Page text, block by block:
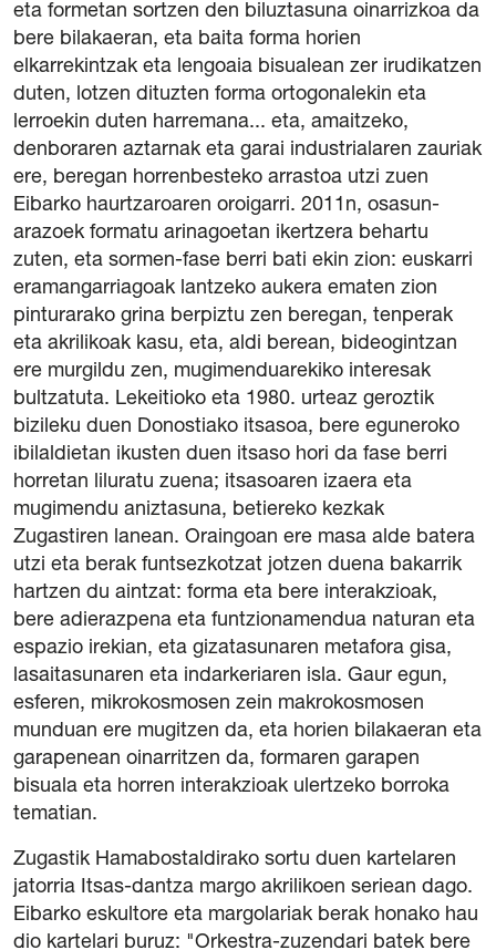
eta formetan sortzen den biluztasuna oinarrizkoa da
bere bilakaeran, eta baita forma horien
elkarrekintzak eta lengoaia bisualean zer irudikatzen
duten, lotzen dituzten forma ortogonalekin eta
lerroekin duten harremana... eta, amaitzeko,
denboraren aztarnak eta garai industrialaren zauriak
ere, beregan horrenbesteko arrastoa utzi zuen
Eibarko haurtzaroaren oroigarri. 2011n, osasun-
arazoek formatu arinagoetan ikertzera behartu
zuten, eta sormen-fase berri bati ekin zion: euskarri
eramangarriagoak lantzeko aukera ematen zion
pinturarako grina berpiztu zen beregan, tenperak
eta akrilikoak kasu, eta, aldi berean, bideogintzan
ere murgildu zen, mugimenduarekiko interesak
bultzatuta. Lekeitioko eta 1980. urteaz geroztik
bizileku duen Donostiako itsasoa, bere eguneroko
ibilaldietan ikusten duen itsaso hori da fase berri
horretan liluratu zuena; itsasoaren izaera eta
mugimendu aniztasuna, betiereko kezkak
Zugastiren lanean. Oraingoan ere masa alde batera
utzi eta berak funtsezkotzat jotzen duena bakarrik
hartzen du aintzat: forma eta bere interakzioak,
bere adierazpena eta funtzionamendua naturan eta
espazio irekian, eta gizatasunaren metafora gisa,
lasaitasunaren eta indarkeriaren isla. Gaur egun,
esferen, mikrokosmosen zein makrokosmosen
munduan ere mugitzen da, eta horien bilakaeran eta
garapenean oinarritzen da, formaren garapen
bisuala eta horren interakzioak ulertzeko borroka
tematian.
Zugastik Hamabostaldirako sortu duen kartelaren
jatorria Itsas-dantza margo akrilikoen seriean dago.
Eibarko eskultore eta margolariak berak honako hau
dio kartelari buruz: "Orkestra-zuzendari batek bere